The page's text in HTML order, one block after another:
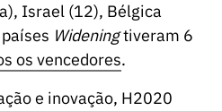
Israel (12), Bélgica
Wideningtiveram 6
os vencedores.
e inovação, H2020